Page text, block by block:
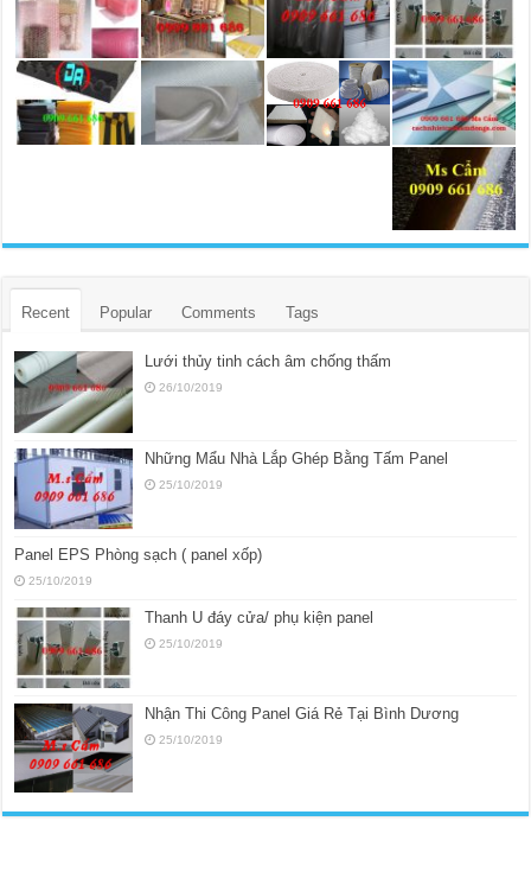
Recent Popular Comments Tags
Lưới thủy tinh cách âm chống thấm
26/10/2019
Những Mẩu Nhà Lắp Ghép Bằng Tấm Panel
25/10/2019
Panel EPS Phòng sạch ( panel xốp)
25/10/2019
Thanh U đáy cửa/ phụ kiện panel
25/10/2019
Nhận Thi Công Panel Giá Rẻ Tại Bình Dương
25/10/2019